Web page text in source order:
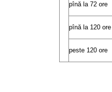
pînă la 72 ore
pînă la 120 ore
peste 120 ore